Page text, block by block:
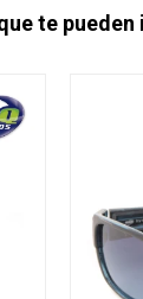
te pueden